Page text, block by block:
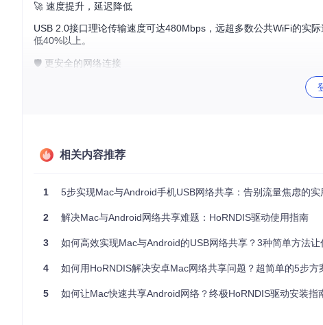
🚀 速度提升，延迟降低
USB 2.0接口理论传输速度可达480Mbps，远超多数公共WiFi的实
低40%以上。
🛡️ 更安全的网络连接
公共WiFi存在诸多安全隐患，而USB网络共享直接通过物理连接建
🔑 克隆项目仓库到本地
git clone
🔑 进入项目目录
cd
第二步：安装驱动程序
相关内容推荐
1 5步实现Mac与Android手机USB网络共享：告别流量焦虑的实
2 解决Mac与Android网络共享难题：HoRNDIS驱动使用指南
3 如何高效实现Mac与Android的USB网络共享？3种简单方法让你轻
4 如何用HoRNDIS解决安卓Mac网络共享问题？超简单的5步方
5 如何让Mac快速共享Android网络？终极HoRNDIS驱动安装指